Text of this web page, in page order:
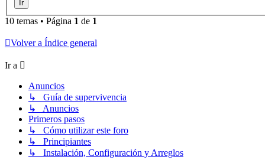
10 temas • Página 1 de 1
Volver a Índice general
Ir a
Anuncios
↳ Guía de supervivencia
↳ Anuncios
Primeros pasos
↳ Cómo utilizar este foro
↳ Principiantes
↳ Instalación, Configuración y Arreglos